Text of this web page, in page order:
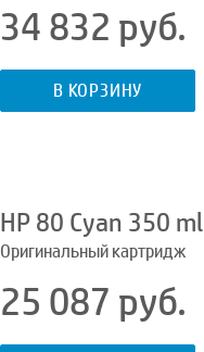
34 832 руб.
В КОРЗИНУ
HP 80 Cyan 350 ml
Оригинальный картридж
25 087 руб.